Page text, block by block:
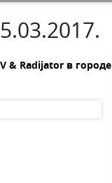
& Radijator в городе